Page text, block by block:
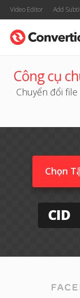
Video Editor Add
Công cụ
Chuyển đổi
Chọn
CID